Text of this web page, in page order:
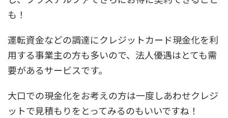
も！
運転資金などの調達にクレジットカード現金化を利
用する事業主の方も多いので、法人優遇はとても需
要があるサービスです。
大口での現金化をお考えの方は一度しあわせクレジ
ットで見積もりをとってみるのもいいですね！